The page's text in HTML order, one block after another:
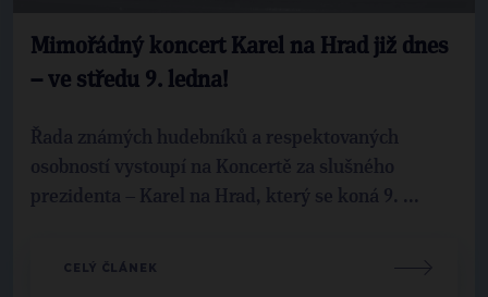
Mimořádný koncert Karel na Hrad již dnes
– ve středu 9. ledna!
Řada známých hudebníků a respektovaných
osobností vystoupí na Koncertě za slušného
prezidenta – Karel na Hrad, který se koná 9. ...
CELÝ ČLÁNEK